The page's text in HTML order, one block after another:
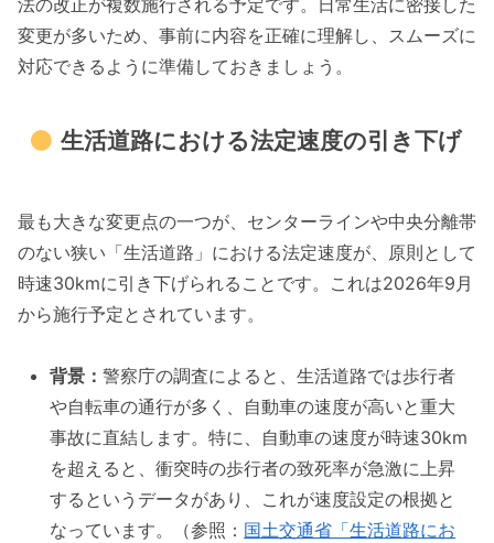
法の改正が複数施行される予定です。日常生活に密接した
変更が多いため、事前に内容を正確に理解し、スムーズに
対応できるように準備しておきましょう。
生活道路における法定速度の引き下げ
最も大きな変更点の一つが、センターラインや中央分離帯
のない狭い「生活道路」における法定速度が、原則として
時速30kmに引き下げられることです。これは2026年9月
から施行予定とされています。
背景：警察庁の調査によると、生活道路では歩行者
や自転車の通行が多く、自動車の速度が高いと重大
事故に直結します。特に、自動車の速度が時速30km
を超えると、衝突時の歩行者の致死率が急激に上昇
するというデータがあり、これが速度設定の根拠と
なっています。（参照： 国土交通省「生活道路にお